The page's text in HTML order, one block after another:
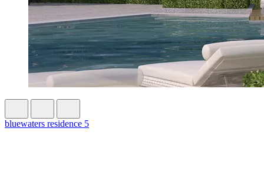
bluewaters residence 5